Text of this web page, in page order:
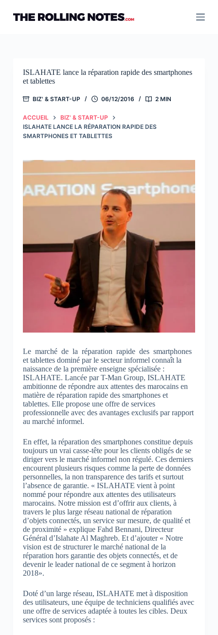
contenu
ISLAHATE lance la réparation rapide des smartphones
et tablettes
BIZ' & START-UP 06/12/2016 2 MIN
ACCUEIL
BIZ' & START-UP
ISLAHATE LANCE LA RÉPARATION RAPIDE DES
SMARTPHONES ET TABLETTES
Le marché de la réparation rapide des smartphones
et tablettes dominé par le secteur informel connaît la
naissance de la première enseigne spécialisée :
ISLAHATE. Lancée par T-Man Group, ISLAHATE
ambitionne de répondre aux attentes des marocains en
matière de réparation rapide des smartphones et
tablettes. Elle propose une offre de services
professionnelle avec des avantages exclusifs par rapport
au marché informel.
En effet, la réparation des smartphones constitue depuis
toujours un vrai casse-tête pour les clients obligés de se
diriger vers le marché informel non régulé. Ces derniers
encourent plusieurs risques comme la perte de données
personnelles, la non transparence des tarifs et surtout
l’absence de garantie. « ISLAHATE vient à point
nommé pour répondre aux attentes des utilisateurs
marocains. Notre mission est d’offrir aux clients, à
travers le plus large réseau national de réparation
d’objets connectés, un service sur mesure, de qualité et
de proximité » explique Fahd Bennani, Directeur
Général d’Islahate Al Maghreb. Et d’ajouter « Notre
vision est de structurer le marché national de la
réparation hors garantie des objets connectés, et de
devenir le leader national de ce segment à horizon
2018».
Doté d’un large réseau, ISLAHATE met à disposition
des utilisateurs, une équipe de techniciens qualifiés avec
une offre de services adaptée à toutes les cibles. Deux
services sont proposés :